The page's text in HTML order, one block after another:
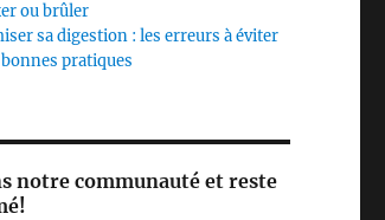
ou brûler
sa digestion : les erreurs à éviter
pratiques
notre communauté et reste